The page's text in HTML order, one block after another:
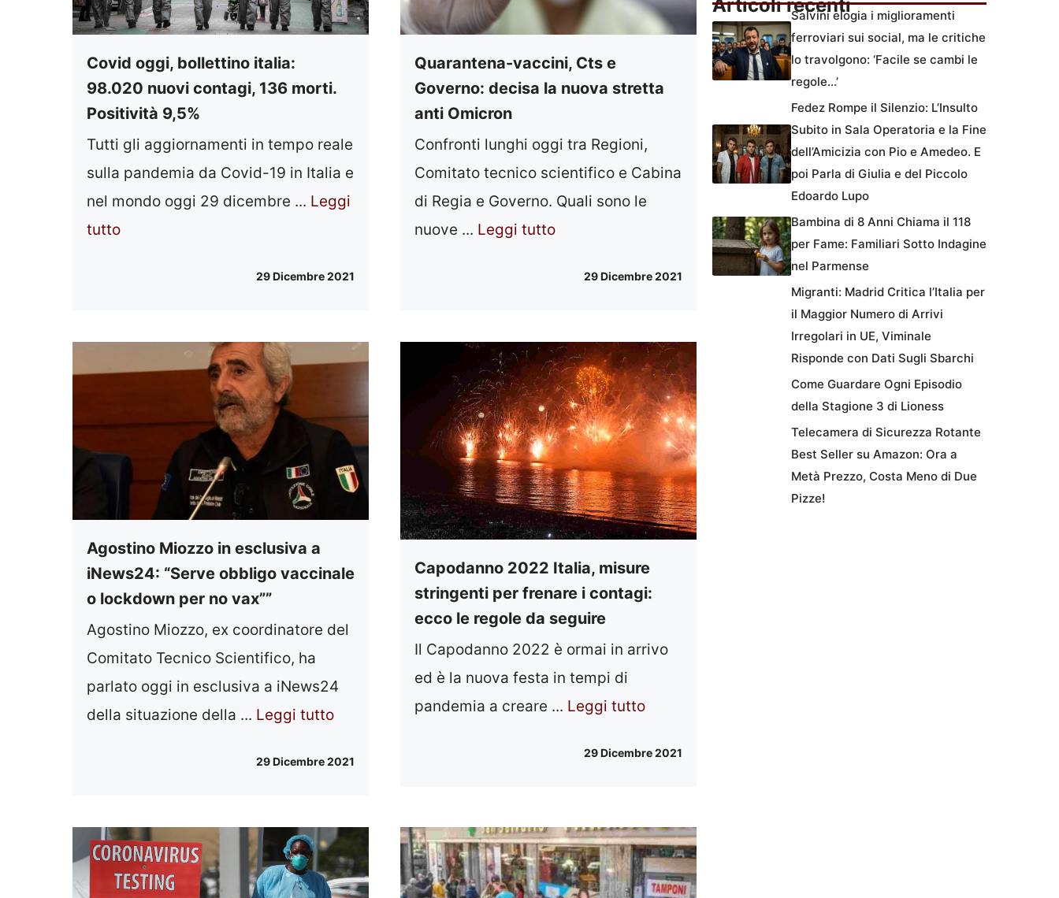
Covid oggi, bollettino italia:
98.020 nuovi contagi, 136 morti.
Positività 9,5%
Tutti gli aggiornamenti in tempo reale
sulla pandemia da Covid-19 in Italia e
nel mondo oggi 29 dicembre ... Leggi
tutto
29 Dicembre 2021
Quarantena-vaccini, Cts e
Governo: decisa la nuova stretta
anti Omicron
Confronti lunghi oggi tra Regioni,
Comitato tecnico scientifico e Cabina
di Regia e Governo. Quali sono le
nuove ... Leggi tutto
29 Dicembre 2021
Agostino Miozzo in esclusiva a
iNews24: “Serve obbligo vaccinale
o lockdown per no vax””
Agostino Miozzo, ex coordinatore del
Comitato Tecnico Scientifico, ha
parlato oggi in esclusiva a iNews24
della situazione della ... Leggi tutto
29 Dicembre 2021
Capodanno 2022 Italia, misure
stringenti per frenare i contagi:
ecco le regole da seguire
Il Capodanno 2022 è ormai in arrivo
ed è la nuova festa in tempi di
pandemia a creare ... Leggi tutto
29 Dicembre 2021
Articoli recentiSalvini elogia i miglioramenti
ferroviari sui social, ma le critiche
lo travolgono: ‘Facile se cambi le
regole…’
Fedez Rompe il Silenzio: L’Insulto
Subito in Sala Operatoria e la Fine
dell’Amicizia con Pio e Amedeo. E
poi Parla di Giulia e del Piccolo
Edoardo Lupo
Bambina di 8 Anni Chiama il 118
per Fame: Familiari Sotto Indagine
nel Parmense
Migranti: Madrid Critica l’Italia per
il Maggior Numero di Arrivi
Irregolari in UE, Viminale
Risponde con Dati Sugli Sbarchi
Come Guardare Ogni Episodio
della Stagione 3 di Lioness
Telecamera di Sicurezza Rotante
Best Seller su Amazon: Ora a
Metà Prezzo, Costa Meno di Due
Pizze!